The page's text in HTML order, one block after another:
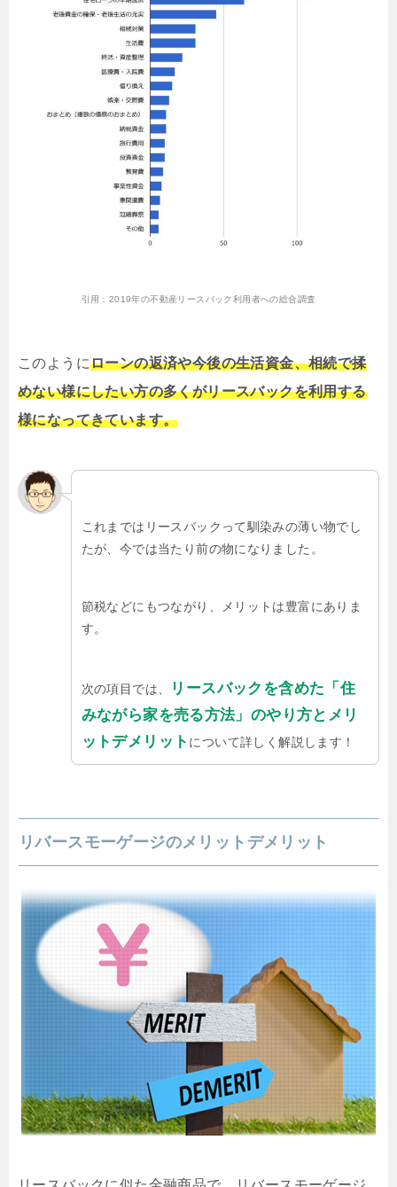
引用： 2019年の不動産リースバック利用者への総合調査
このようにローンの返済や今後の生活資金、相続で揉
めない様にしたい方の多くがリースバックを利用する
様になってきています。
これまではリースバックって馴染みの薄い物でし
たが、今では当たり前の物になりました。
節税などにもつながり、メリットは豊富にありま
す。
次の項目では、
リースバックを含めた「住
みながら家を売る方法」のやり方とメリ
ットデメリット について詳しく解説します！
リバースモーゲージのメリットデメリット